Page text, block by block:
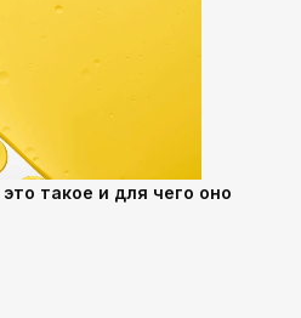
такое и для чего оно